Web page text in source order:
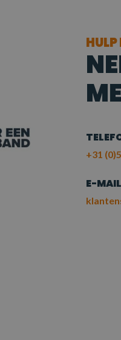
+31
E-MAIL